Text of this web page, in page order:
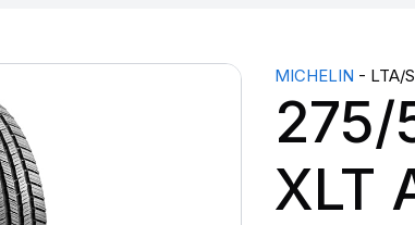
MICHELIN - LTA/S
275/
XLT